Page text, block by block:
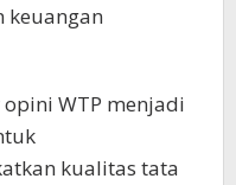
keuangan
WTP menjadi
kualitas tata